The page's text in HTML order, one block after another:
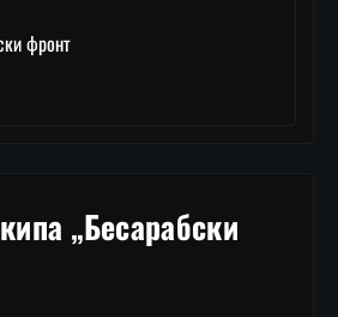
фронт
„Бесарабски